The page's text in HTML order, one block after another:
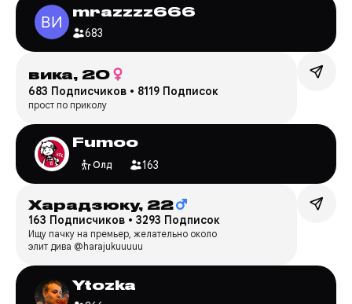
mrazzzz666
683
вика, 20
683 Подписчиков • 8119 Подписок
прост по приколу
Fumoo
Олд 163
Харадзюку, 22
163 Подписчиков • 3293 Подписок
Ищу пачку на премьер, желательно около
элит дива @harajukuuuuu
Ytozka